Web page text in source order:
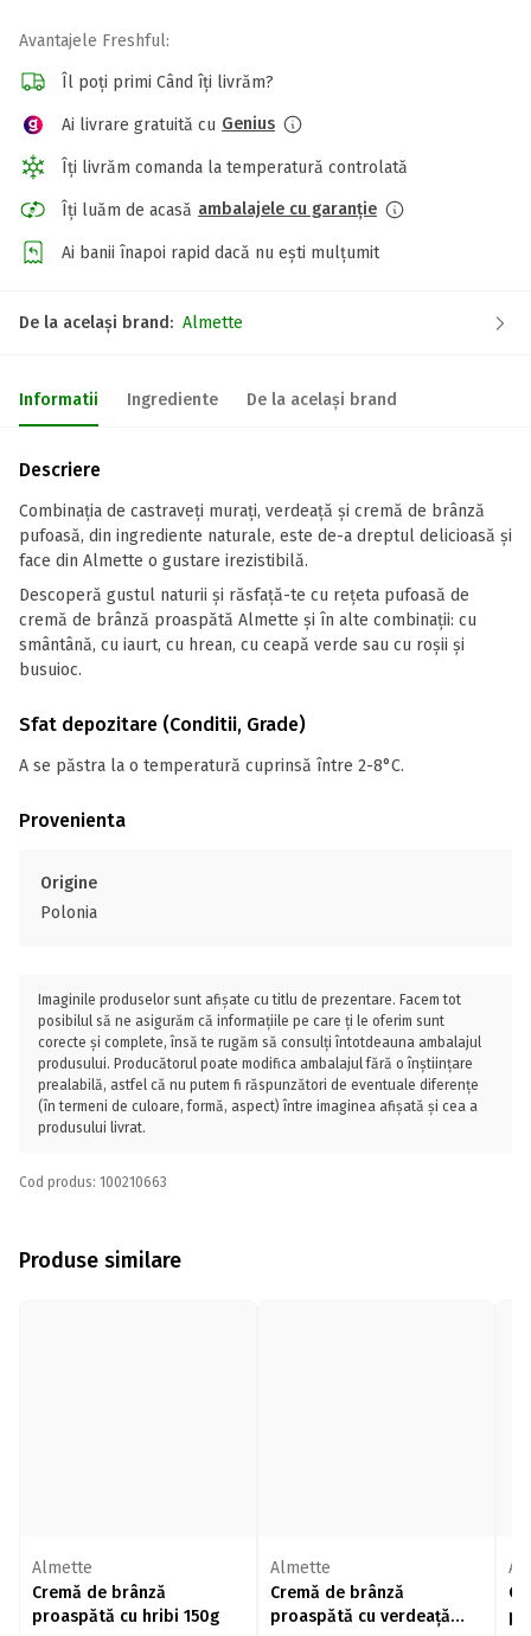
Avantajele Freshful:
Îl poți primi Când îți livrăm?
Ai livrare gratuită cu Genius
Îți livrăm comanda la temperatură controlată
Îți luăm de acasă ambalajele cu garanție
Ai banii înapoi rapid dacă nu ești mulțumit
De la același brand: Almette
Informatii Ingrediente De la același brand
Descriere
Combinația de castraveți murați, verdeață și cremă de brânză
pufoasă, din ingrediente naturale, este de-a dreptul delicioasă și
face din Almette o gustare irezistibilă.
Descoperă gustul naturii și răsfață-te cu rețeta pufoasă de
cremă de brânză proaspătă Almette și în alte combinații: cu
smântână, cu iaurt, cu hrean, cu ceapă verde sau cu roșii și
busuioc.
Sfat depozitare (Conditii, Grade)
A se păstra la o temperatură cuprinsă între 2-8°C.
Provenienta
Origine
Polonia
Imaginile produselor sunt afișate cu titlu de prezentare. Facem tot
posibilul să ne asigurăm că informațiile pe care ți le oferim sunt
corecte și complete, însă te rugăm să consulți întotdeauna ambalajul
produsului. Producătorul poate modifica ambalajul fără o înștiințare
prealabilă, astfel că nu putem fi răspunzători de eventuale diferențe
(în termeni de culoare, formă, aspect) între imaginea afișată și cea a
produsului livrat.
Cod produs: 100210663
Produse similare
Almette
Cremă de brânză
proaspătă cu hribi 150g
Almette
Cremă de brânză
proaspătă cu verdeață